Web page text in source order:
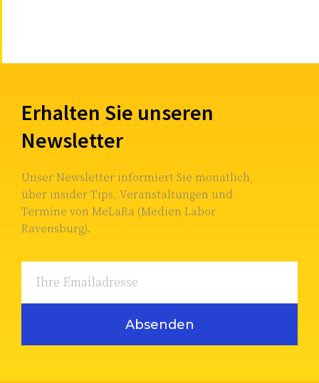
Erhalten Sie unseren
Newsletter
Unser Newsletter informiert Sie monatlich,
über insider Tips, Veranstaltungen und
Termine von MeLaRa (Medien Labor
Ravensburg).
Absenden